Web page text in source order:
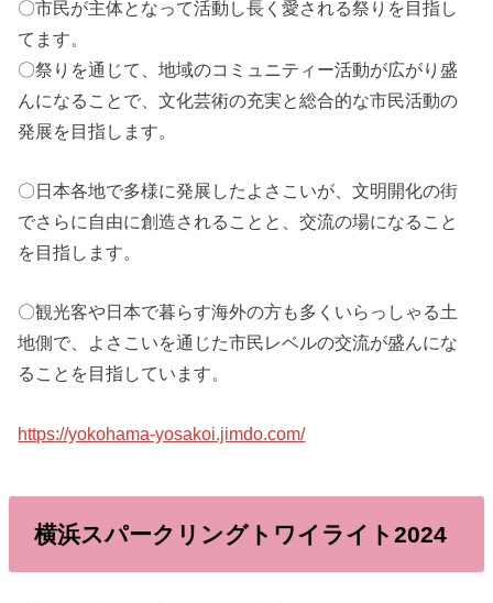
〇市民が主体となって活動し長く愛される祭りを目指し
てます。
〇祭りを通じて、地域のコミュニティー活動が広がり盛
んになることで、文化芸術の充実と総合的な市民活動の
発展を目指します。
〇日本各地で多様に発展したよさこいが、文明開化の街
でさらに自由に創造されることと、交流の場になること
を目指します。
〇観光客や日本で暮らす海外の方も多くいらっしゃる土
地側で、よさこいを通じた市民レベルの交流が盛んにな
ることを目指しています。
https://yokohama-yosakoi.jimdo.com/
横浜スパークリングトワイライト2024